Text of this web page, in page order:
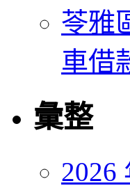
苓雅
車借
彙整
2026